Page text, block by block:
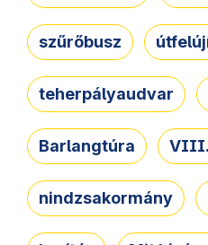
szűrőbusz
teherpályaudvar
Barlangtúra
nindzsakormány